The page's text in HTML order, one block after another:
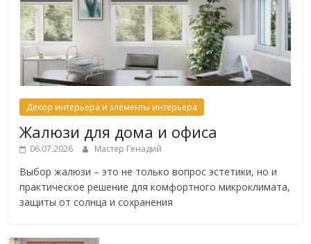
Декор интерьера и элементы интерьера
Жалюзи для дома и офиса
06.07.2026 Мастер Генадий
Выбор жалюзи – это не только вопрос эстетики, но и
практическое решение для комфортного микроклимата,
защиты от солнца и сохранения